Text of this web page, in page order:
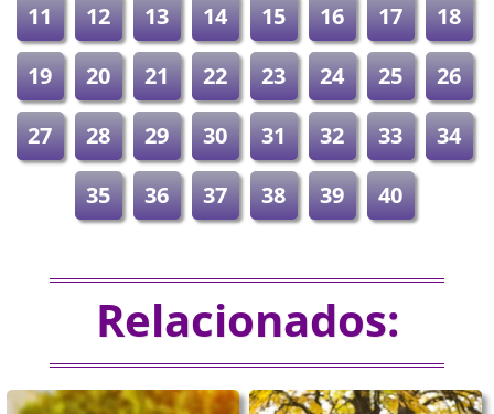
11
12 13 14 15 16 17
18
19
20 21 22 23 24 25
26
27
28 29 30 31 32 33
34
35
36 37 38 39 40
Relacionados: